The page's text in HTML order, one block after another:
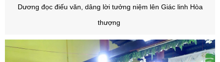
Dương đọc điếu văn, dâng lời tưởng niệm lên Giác linh Hòa
thượng